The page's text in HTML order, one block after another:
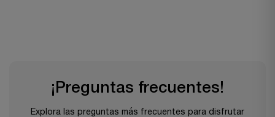
¡Preguntas frecuentes!
Explora las preguntas más frecuentes para disfrutar